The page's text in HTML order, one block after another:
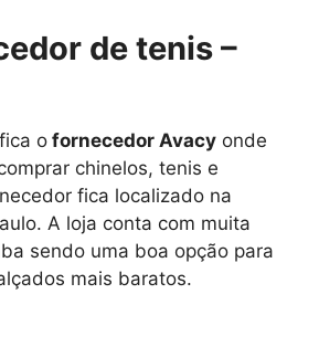
de tenis –
o fornecedor Avacy onde
chinelos, tenis e
fica localizado na
A loja conta com muita
sendo uma boa opção para
mais baratos.